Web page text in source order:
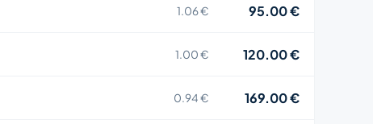
1.06 € 95.00 €
1.00 € 120.00 €
0.94 € 169.00 €